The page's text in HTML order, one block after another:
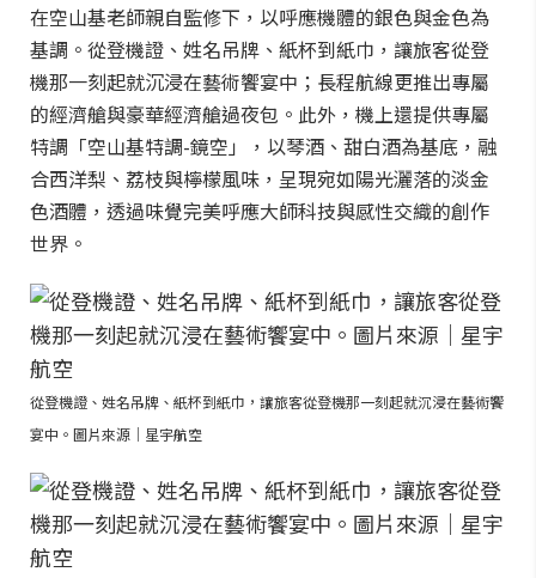
在空山基老師親自監修下，以呼應機體的銀色與金色為
基調。從登機證、姓名吊牌、紙杯到紙巾，讓旅客從登
機那一刻起就沉浸在藝術饗宴中；長程航線更推出專屬
的經濟艙與豪華經濟艙過夜包。此外，機上還提供專屬
特調「空山基特調-鏡空」，以琴酒、甜白酒為基底，融
合西洋梨、荔枝與檸檬風味，呈現宛如陽光灑落的淡金
色酒體，透過味覺完美呼應大師科技與感性交織的創作
世界。
從登機證、姓名吊牌、紙杯到紙巾，讓旅客從登機那一刻起就沉浸在藝術饗
宴中。圖片來源｜星宇航空